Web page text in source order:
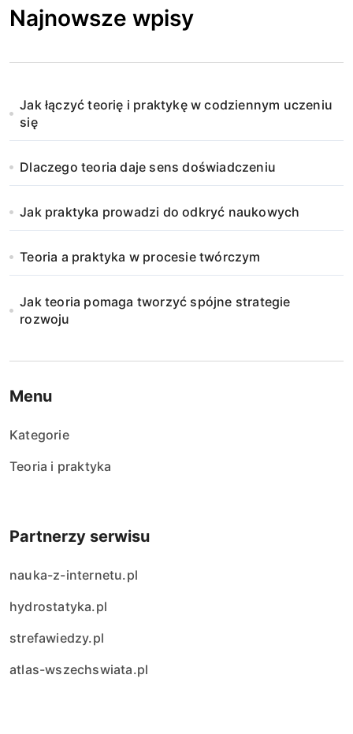
Najnowsze wpisy
Jak łączyć teorię i praktykę w codziennym uczeniu
się
Dlaczego teoria daje sens doświadczeniu
Jak praktyka prowadzi do odkryć naukowych
Teoria a praktyka w procesie twórczym
Jak teoria pomaga tworzyć spójne strategie
rozwoju
Menu
Kategorie
Teoria i praktyka
Partnerzy serwisu
nauka-z-internetu.pl
hydrostatyka.pl
strefawiedzy.pl
atlas-wszechswiata.pl